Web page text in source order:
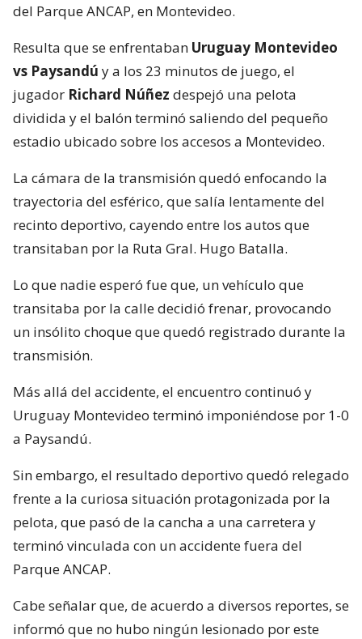
del Parque ANCAP, en Montevideo.
Resulta que se enfrentaban Uruguay Montevideo
vs Paysandú y a los 23 minutos de juego, el
jugador Richard Núñez despejó una pelota
dividida y el balón terminó saliendo del pequeño
estadio ubicado sobre los accesos a Montevideo.
La cámara de la transmisión quedó enfocando la
trayectoria del esférico, que salía lentamente del
recinto deportivo, cayendo entre los autos que
transitaban por la Ruta Gral. Hugo Batalla.
Lo que nadie esperó fue que, un vehículo que
transitaba por la calle decidió frenar, provocando
un insólito choque que quedó registrado durante la
transmisión.
Más allá del accidente, el encuentro continuó y
Uruguay Montevideo terminó imponiéndose por 1-0
a Paysandú.
Sin embargo, el resultado deportivo quedó relegado
frente a la curiosa situación protagonizada por la
pelota, que pasó de la cancha a una carretera y
terminó vinculada con un accidente fuera del
Parque ANCAP.
Cabe señalar que, de acuerdo a diversos reportes, se
informó que no hubo ningún lesionado por este